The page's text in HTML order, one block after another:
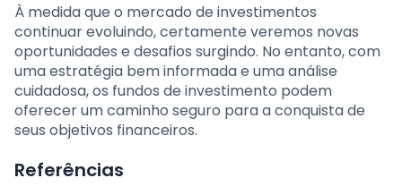
À medida que o mercado de investimentos
continuar evoluindo, certamente veremos novas
oportunidades e desafios surgindo. No entanto, com
uma estratégia bem informada e uma análise
cuidadosa, os fundos de investimento podem
oferecer um caminho seguro para a conquista de
seus objetivos financeiros.
Referências